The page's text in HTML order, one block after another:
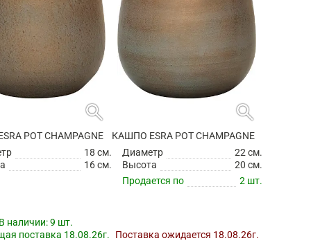
search
POT CHAMPAGNE
18 см.
16 см.
наличии:9 шт.
поставка 18.08.26г.
search
КАШПО ESRA POT CHAMPAGNE
Диаметр
22 см.
Высота
20 см.
Продается по
2 шт.
Поставка ожидается 18.08.26г.